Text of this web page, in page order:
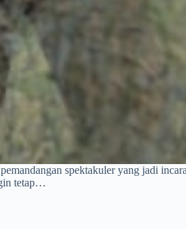
spektakuler yang jadi
tetap…